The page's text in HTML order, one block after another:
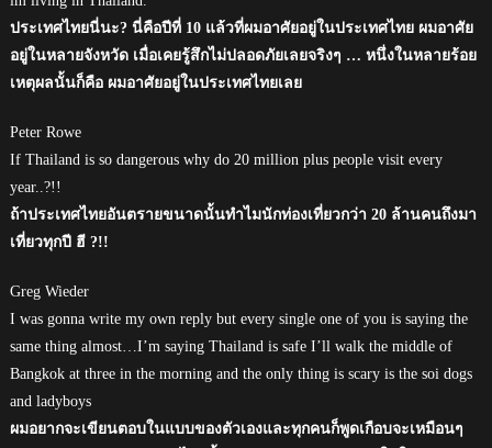
ประเทศไทยนี่นะ? นี่คือปีที่ 10 แล้วที่ผมอาศัยอยู่ในประเทศไทย ผมอาศัย
อยู่ในหลายจังหวัด เมื่อเคยรู้สึกไม่ปลอดภัยเลยจริงๆ … หนึ่งในหลายร้อย
เหตุผลนั้นก็คือ ผมอาศัยอยู่ในประเทศไทยเลย
Peter Rowe
If Thailand is so dangerous why do 20 million plus people visit every
year..?!!
ถ้าประเทศไทยอันตรายขนาดนั้นทำไมนักท่องเที่ยวกว่า 20 ล้านคนถึงมา
เที่ยวทุกปี ฮี ?!!
Greg Wieder
I was gonna write my own reply but every single one of you is saying the
same thing almost…I’m saying Thailand is safe I’ll walk the middle of
Bangkok at three in the morning and the only thing is scary is the soi dogs
and ladyboys
ผมอยากจะเขียนตอบในแบบของตัวเองและทุกคนก็พูดเกือบจะเหมือนๆ